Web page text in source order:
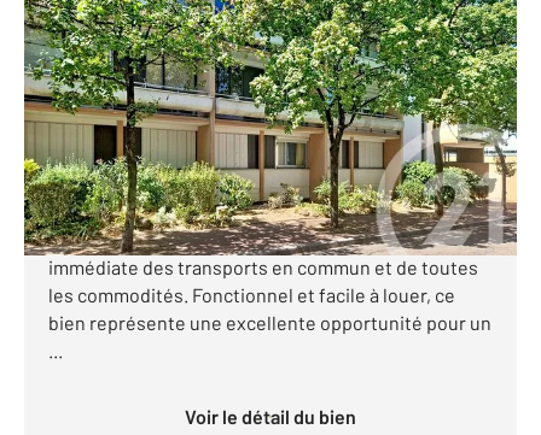
ROUEN 76
16 m2, 1 pièce
Ref : 27583
Appartement F1 à vendre
46 900 €
[ C A VENDRE] studio de 16 m², idéalement situé au
sein d'une copropriété sécurisée, à proximité
immédiate des transports en commun et de toutes
les commodités. Fonctionnel et facile à louer, ce
bien représente une excellente opportunité pour un
Voir le détail du bien